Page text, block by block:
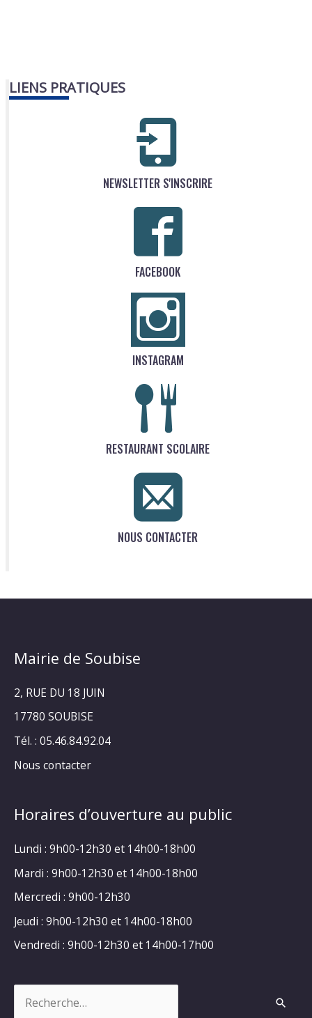
LIENS PRATIQUES
NEWSLETTER S'INSCRIRE
FACEBOOK
INSTAGRAM
RESTAURANT SCOLAIRE
NOUS CONTACTER
Mairie de Soubise
2, RUE DU 18 JUIN
17780 SOUBISE
Tél. : 05.46.84.92.04
Nous contacter
Horaires d’ouverture au public
Lundi : 9h00-12h30 et 14h00-18h00
Mardi : 9h00-12h30 et 14h00-18h00
Mercredi : 9h00-12h30
Jeudi : 9h00-12h30 et 14h00-18h00
Vendredi : 9h00-12h30 et 14h00-17h00